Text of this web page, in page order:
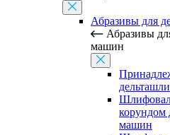
Абразивы для
Абразивы
машин
корундом
машин